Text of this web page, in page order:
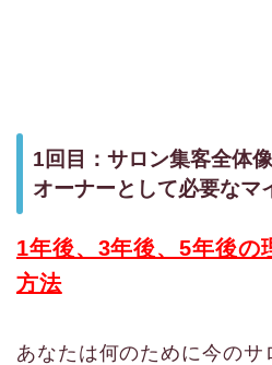
1回目：サロン集客全体
オーナーとして必要なマ
1年後、3年後、5年後の
方法
あなたは何のために今の